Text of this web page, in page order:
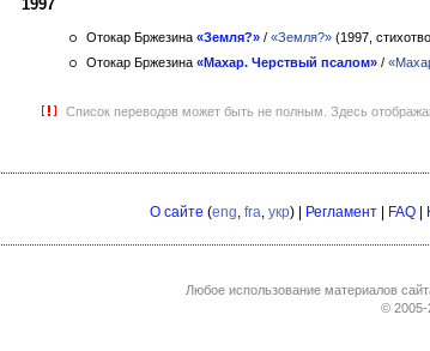
1997
Отокар Бржезина «Земля?» / «Земля?» (1997,
Отокар Бржезина «Махар. Черствый псалом» /
Список переводов может быть не полным. Здесь
О сайте (eng, fra, укр) | Регламент FAQ
Любое использование материалов
© 2005-